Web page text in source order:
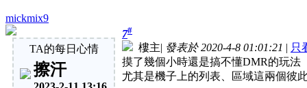
mickmix9
TA的每日心情
擦汗
7#
樓主| 發表於 2020-4-8 01:01:21 | 只
摸了幾個小時還是搞不懂DMR的玩法
尤其是機子上的列表、區域這兩個彼